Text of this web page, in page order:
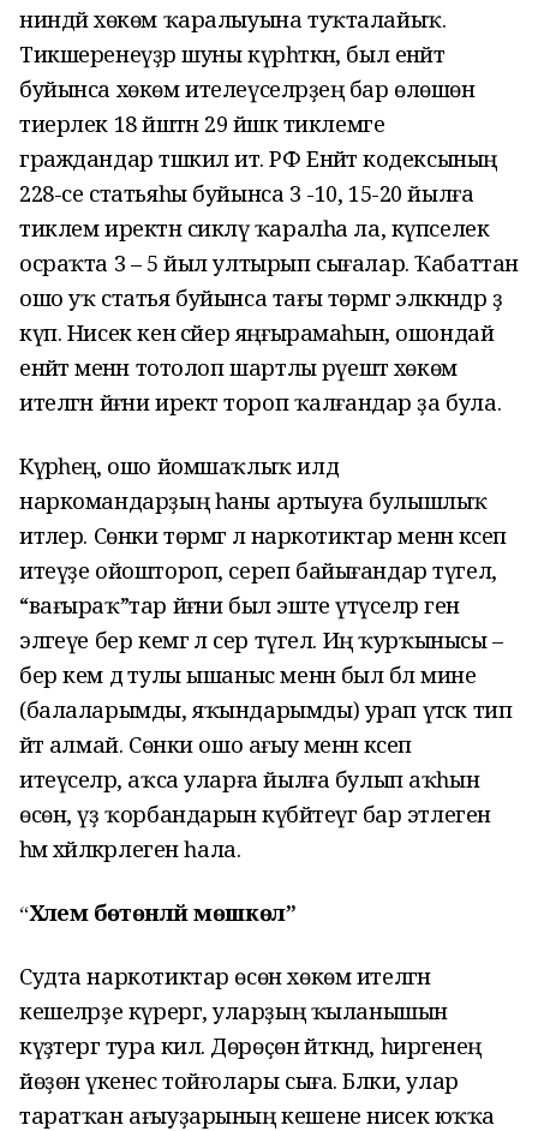
ниндәй хөкөм ҡаралыуына туҡталайыҡ.
Тикшеренеүҙәр шуны күрһәткән, был енәйәт
буйынса хөкөм ителеүселәрҙең бар өлөшөн
тиерлек 18 йәштән 29 йәшкә тиклемге
граждандар тәшкил итә. РФ Енәйәт кодексының
228-се статьяһы буйынса 3 -10, 15-20 йылға
тиклем иректән сикләү ҡаралһа ла, күпселек
осраҡта 3 – 5 йыл ултырып сығалар. Ҡабаттан
ошо уҡ статья буйынса тағы төрмәгә эләккәндәр ҙә
күп. Нисек кенә сәйер яңғырамаһын, ошондай
енәйәт менән тотолоп шартлы рәүештә хөкөм
ителгән йәғни иректә тороп ҡалғандар ҙа була.
Күрәһең, ошо йомшаҡлыҡ илдә
наркомандарҙың һаны артыуға булышлыҡ
итәлер. Сөнки төрмәгә лә наркотиктар менән кәсеп
итеүҙе ойоштороп, сереп байығандар түгел, ә
“вағыраҡ”тар йәғни был эште үтәүселәр генә
эләгеүе бер кемгә лә сер түгел. Иң ҡурҡынысы –
бер кем дә тулы ышаныс менән был бәлә мине
(балаларымды, яҡындарымды) урап үтәсәк тип
әйтә алмай. Сөнки ошо ағыу менән кәсеп
итеүселәр, аҡса уларға йылға булып аҡһын
өсөн, үҙ ҡорбандарын күбәйтеүгә бар этлеген
һәм хәйләкәрлеген һала.
“Хәлем бөтөнләй мөшкөл”
Судта наркотиктар өсөн хөкөм ителгән
кешеләрҙе күрергә, уларҙың ҡыланышын
күҙәтергә тура килә. Дөрөҫөн әйткәндә, һирәгенең
йөҙөнә үкенес тойғолары сыға. Бәлки, улар
таратҡан ағыуҙарының кешене нисек юҡҡа